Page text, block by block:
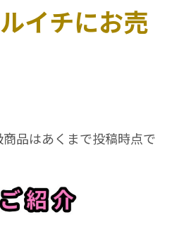
イチにお売
品はあくまで投稿時点で